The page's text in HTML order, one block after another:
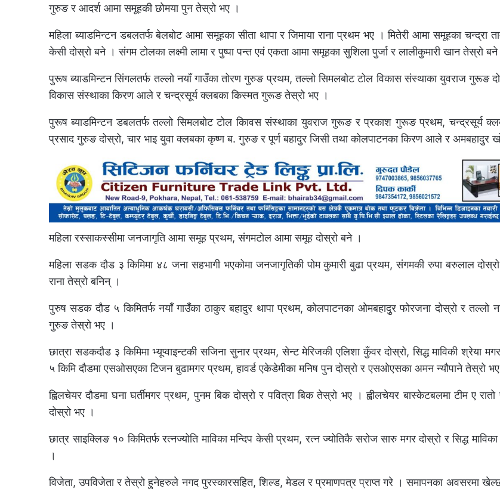
गुरुङ र आदर्श आमा समूहकी छोमया पुन तेस्रो भए ।
महिला ब्याडमिन्टन डबलतर्फ बेलबोट आमा समूहका सीता थापा र जिमाया राना प्रथम भए । मितेरी आमा समूहका चन्द्रा
केसी दोस्रो बने । संगम टोलका लक्ष्मी लामा र पुष्पा पन्त एवं एकता आमा समूहका सुशिला पुर्जा र लालीकुमारी खान तेस्रो बने
पुरूष ब्याडमिन्टन सिंगलतर्फ तल्लो नयाँ गाउँका तोरण गुरुङ प्रथम, तल्लो सिमलबोट टोल विकास संस्थाका युवराज गुरूङ
विकास संस्थाका किरण आले र चन्द्रसूर्य क्लबका किस्मत गुरूङ तेस्रो भए ।
पुरूष ब्याडमिन्टन डबलतर्फ तल्लो सिमलबोट टोल किावस संस्थाका युवराज गुरूङ र प्रकाश गुरूङ प्रथम, चन्द्रसूर्य
प्रसाद गुरुङ दोस्रो, चार भाइ युवा क्लबका कृष्ण ब. गुरुङ र पूर्ण बहादुर जिसी तथा कोलपाटनका किरण आले र अमबहादुर
महिला रस्साकस्सीमा जनजागृति आमा समूह प्रथम, संगमटोल आमा समूह दोस्रो बने ।
महिला सडक दौड ३ किमिमा ४८ जना सहभागी भएकोमा जनजागृतिकी पोम कुमारी बुढा प्रथम, संगमकी रुपा बरुलाल दोस्रो
राना तेस्रो बनिन् ।
पुरुष सडक दौड ५ किमितर्फ नयाँ गाउँका ठाकुर बहादुर थापा प्रथम, कोलपाटनका ओमबहादृुर फोरजना दोस्रो र तल्लो
गुरुङ तेस्रो भए ।
छात्रा सडकदौड ३ किमिमा भ्यूप्वाइन्टकी सजिना सुनार प्रथम, सेन्ट मेरिजकी एलिशा कुँवर दोस्रो, सिद्ध माविकी श्रेया
५ किमि दौडमा एसओसएका टिजन बुढामगर प्रथम, हावर्ड एकेडेमीका मनिष पुन दोस्रो र एसओएसका अमन न्यौपाने तेस्रो
ह्विलचेयर दौडमा घना घर्तीमगर प्रथम, पुनम बिक दोस्रो र पवित्रा बिक तेस्रो भए । ह्वीलचेयर बास्केटबलमा टीम ए
दोस्रो भए ।
छात्र साइक्लिङ १० किमितर्फ रत्नज्योति माविका मन्दिप केसी प्रथम, रत्न ज्योतिकै सरोज सारु मगर दोस्रो र सिद्ध
।
विजेता, उपविजेता र तेस्रो हुनेहरुले नगद पुरस्कारसहित, शिल्ड, मेडल र प्रमाणपत्र प्राप्त गरे । समापनका अवसरमा